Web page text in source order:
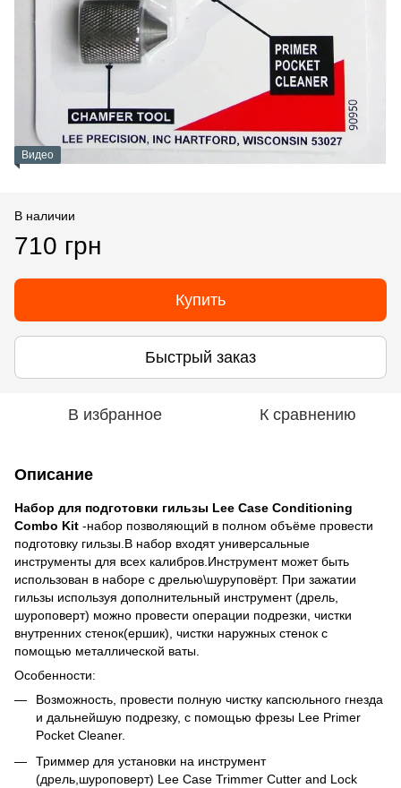
Видео
В наличии
710 грн
Купить
Быстрый заказ
В избранное К сравнению
Описание
Набор для подготовки гильзы Lee Case Conditioning
Combo Kit -набор позволяющий в полном объёме провести
подготовку гильзы.В набор входят универсальные
инструменты для всех калибров.Инструмент может быть
использован в наборе с дрелью\шуруповёрт. При зажатии
гильзы используя дополнительный инструмент (дрель,
шуроповерт) можно провести операции подрезки, чистки
внутренних стенок(ершик), чистки наружных стенок с
помощью металлической ваты.
Особенности:
Возможность, провести полную чистку капсюльного гнезда
и дальнейшую подрезку, с помощью фрезы Lee Primer
Pocket Cleaner.
Триммер для установки на инструмент
(дрель,шуроповерт) Lee Case Trimmer Cutter and Lock